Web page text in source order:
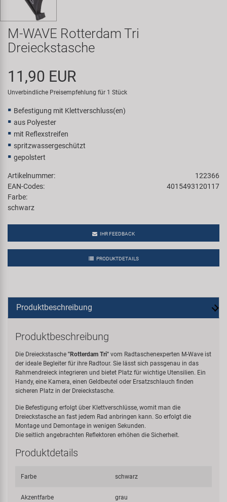
Samox
Smart
Super B
Trail-Gator
Velo
M-WAVE Rotterdam Tri
Dreieckstasche
11,90 EUR
Unverbindliche Preisempfehlung für 1 Stück
Befestigung mit Klettverschluss(en)
aus Polyester
mit Reflexstreifen
spritzwassergeschützt
gepolstert
Artikelnummer:
122366
EAN-Codes:
4015493120117
Farbe:
schwarz
IHR FEEDBACK
PRODUKTDETAILS
Produktbeschreibung
Produktbeschreibung
Die Dreieckstasche "Rotterdam Tri" vom Radtaschenexperten M-Wave ist
der ideale Begleiter für ihre Radtour. Sie lässt sich passgenau in das
Rahmendreieck integrieren und bietet Platz für wichtige Utensilien. Ein
Handy, eine Kamera, einen Geldbeutel oder Ersatzschlauch finden
sicheren Platz in der Dreieckstasche.
Die Befestigung erfolgt über Klettverschlüsse, womit man die
Dreieckstasche an fast jedem Rad anbringen kann. So erfolgt die
Montage und Demontage in wenigen Sekunden.
Die seitlich angebrachten Reflektoren erhöhen die Sicherheit.
Produktdetails
Farbe schwarz
Akzentfarbe grau